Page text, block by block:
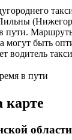
пути.
могут быть
водитель
в пути